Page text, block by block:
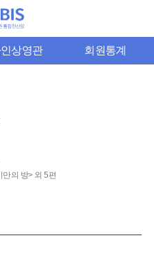
상영관 회원통계
만의 방> 외 5편